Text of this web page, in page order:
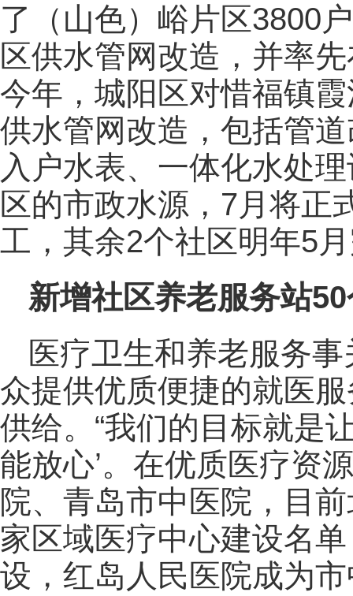
了（山色）峪片区3800
区供水管网改造，并率
今年，城阳区对惜福镇
供水管网改造，包括管
入户水表、一体化水处
区的市政水源，7月将正
工，其余2个社区明年5
新增社区养老服务站
医疗卫生和养老服务
众提供优质便捷的就医
供给。“我们的目标就是
能放心’。在优质医疗资
院、青岛市中医院，目
家区域医疗中心建设名
设，红岛人民医院成为